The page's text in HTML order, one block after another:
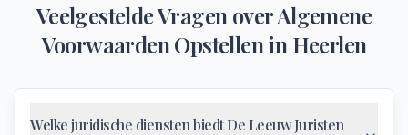
Veelgestelde Vragen overAlgemene
Voorwaarden Opstellenin Heerlen
Welke juridische diensten biedt De Leeuw Juristen